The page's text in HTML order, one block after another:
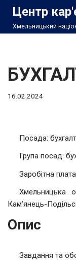
Перейти
Центр
Хмельницький
16.02.2024
Посада:
Група посад:
Заробітна
Хмельницька
Кам’янець-
Опис
Завдання та